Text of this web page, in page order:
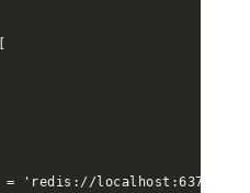
= 'redis://localhost:6379/1'